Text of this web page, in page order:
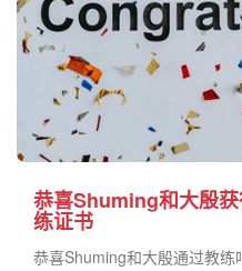
恭喜Shuming和大殷
练证书
恭喜Shuming和大殷通过教